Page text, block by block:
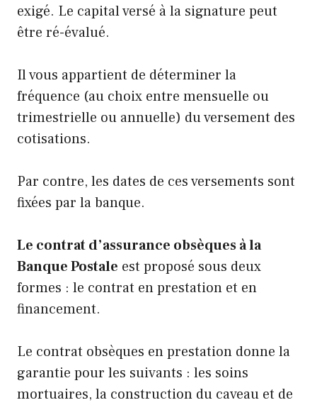
exigé. Le capital versé à la signature peut
être ré-évalué.
Il vous appartient de déterminer la
fréquence (au choix entre mensuelle ou
trimestrielle ou annuelle) du versement des
cotisations.
Par contre, les dates de ces versements sont
fixées par la banque.
Le contrat d’assurance obsèques à la
Banque Postale est proposé sous deux
formes : le contrat en prestation et en
financement.
Le contrat obsèques en prestation donne la
garantie pour les suivants : les soins
mortuaires, la construction du caveau et de